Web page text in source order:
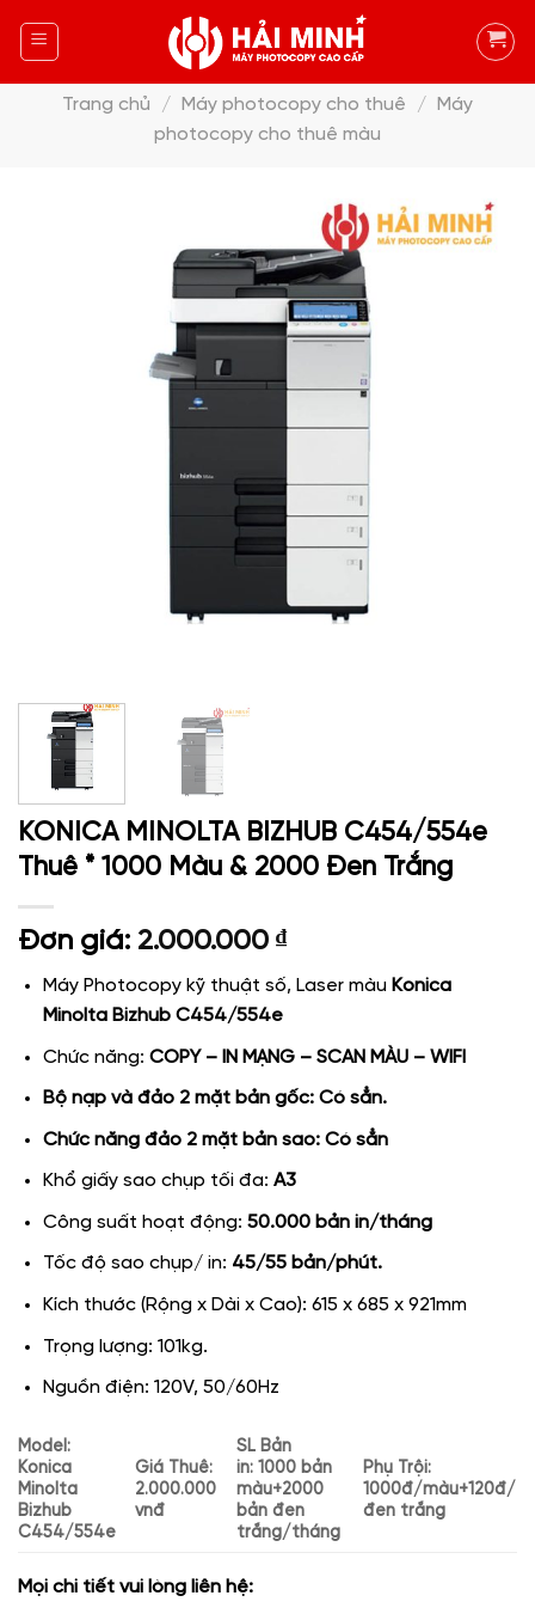
Trang chủ
/ Máy photocopy cho thuê /
Máy
photocopy cho thuê màu
KONICA MINOLTA BIZHUB C454/554e
Thuê * 1000 Màu & 2000 Đen Trắng
Đơn giá: 2.000.000 ₫
Máy Photocopy kỹ thuật số, Laser màuKonica
Minolta Bizhub C454/554e
Chức năng: COPY – IN MẠNG – SCAN MÀU – WIFI
Bộ nạp và đảo 2 mặt bản gốc: Có sẳn.
Chức năng đảo 2 mặt bản sao: Có sẳn
Khổ giấy sao chụp tối đa: A3
Công suất hoạt động: 50.000 bản in/tháng
Tốc độ sao chụp/ in: 45/55 bản/phút.
Kích thước (Rộng x Dài x Cao): 615 x 685 x 921mm
Trọng lượng: 101kg.
Nguồn điện: 120V, 50/60Hz
Model:
Konica
Minolta
Bizhub
C454/554e
Giá Thuê:
2.000.000
vnđ
SL Bản
in: 1000 bản
màu+2000
bản đen
trắng/tháng
Phụ Trội:
1000đ/màu+120đ/
đen trắng
Mọi chi tiết vui lòng liên hệ: